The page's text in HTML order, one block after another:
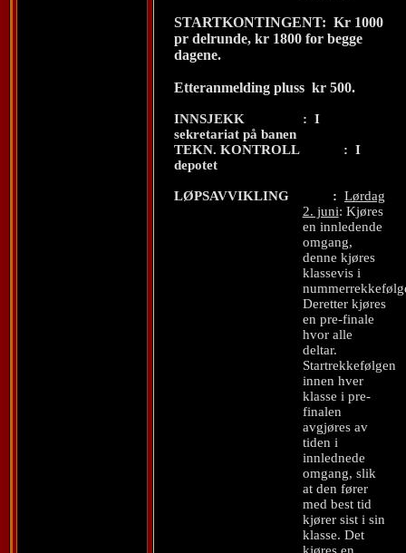
STARTKONTINGENT: Kr 1000
pr delrunde, kr 1800 for begge
dagene.
Etteranmelding pluss kr 500.
INNSJEKK : I
sekretariat på banen
TEKN. KONTROLL
: I
depotet
LØPSAVVIKLING : Lørdag
2. juni: Kjøres
en innledende
omgang,
denne kjøres
klassevis i
Deretter kjøres
en pre-finale
hvor alle
deltar.
Startrekkefølgen
innen hver
klasse i pre-
finalen
avgjøres av
tiden i
innlednede
omgang, slik
at den fører
med best tid
kjører sist i sin
klasse. Det